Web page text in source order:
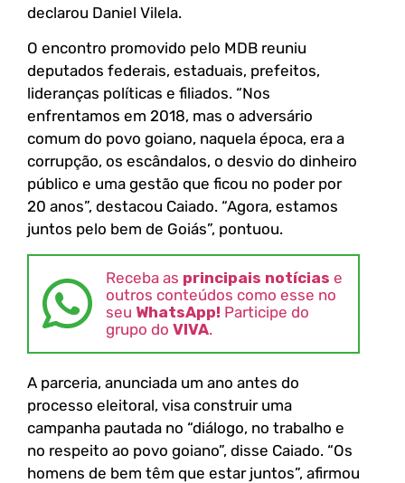
declarou Daniel Vilela.
O encontro promovido pelo MDB reuniu
deputados federais, estaduais, prefeitos,
lideranças políticas e filiados. “Nos
enfrentamos em 2018, mas o adversário
comum do povo goiano, naquela época, era a
corrupção, os escândalos, o desvio do dinheiro
público e uma gestão que ficou no poder por
20 anos”, destacou Caiado. “Agora, estamos
juntos pelo bem de Goiás”, pontuou.
Receba as principais notícias e
outros conteúdos como esse no
seu WhatsApp! Participe do
grupo do VIVA.
A parceria, anunciada um ano antes do
processo eleitoral, visa construir uma
campanha pautada no “diálogo, no trabalho e
no respeito ao povo goiano”, disse Caiado. “Os
homens de bem têm que estar juntos”, afirmou